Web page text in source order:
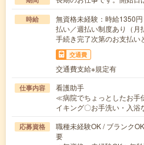
時給
無資格未経験：時給1350
払い／週払い制度あり（月
手続き完了次第のお支払い
交通費
交通費支給※規定有
仕事内容
看護助手
≪病院でちょっとしたお手
イキング〇お手洗い・入
応募資格
職種未経験OK / ブランク
要